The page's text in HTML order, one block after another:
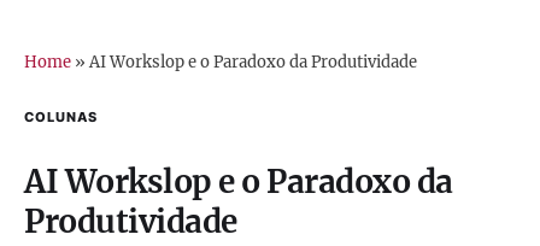
Home »AI Workslop e o Paradoxo da Produtividade
COLUNAS
AI Workslop e o Paradoxo da
Produtividade